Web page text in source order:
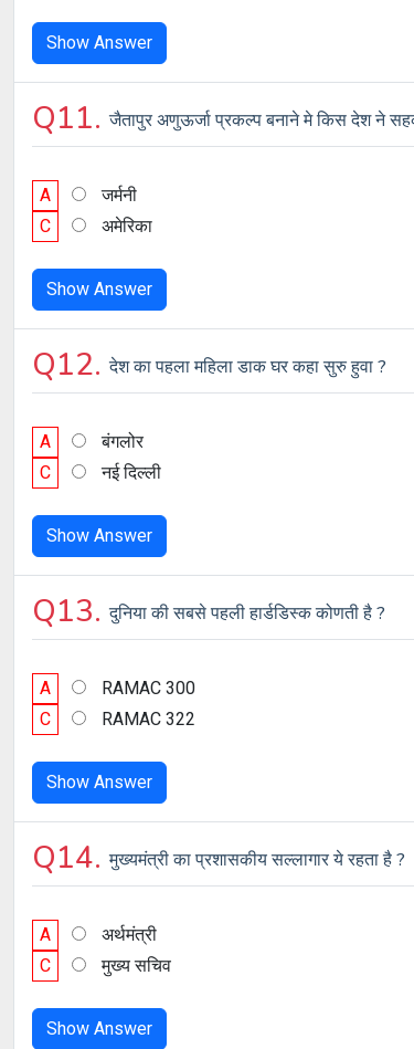
Show Answer
Q11.जैतापुर अणुऊर्जा प्रकल्प बनाने मे किस देश ने
A जर्मनी
C
अमेरिका
Show Answer
Q12.देश का पहला महिला डाक घर कहा सुरु हुवा ?
A बंगलोर
C
नई दिल्ली
Show Answer
Q13.दुनिया की सबसे पहली हार्डडिस्क कोणती है ?
A RAMAC 300
C
RAMAC 322
Show Answer
Q14.मुख्यमंत्री का प्रशासकीय सल्लागार ये रहता है ?
A अर्थमंत्री
C
मुख्य सचिव
Show Answer